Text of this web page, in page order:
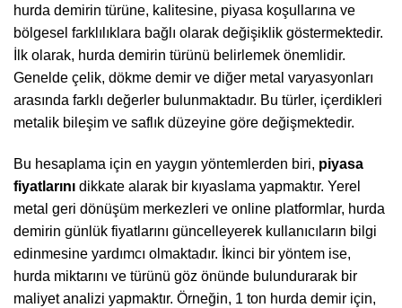
hurda demirin türüne, kalitesine, piyasa koşullarına ve
bölgesel farklılıklara bağlı olarak değişiklik göstermektedir.
İlk olarak, hurda demirin türünü belirlemek önemlidir.
Genelde çelik, dökme demir ve diğer metal varyasyonları
arasında farklı değerler bulunmaktadır. Bu türler, içerdikleri
metalik bileşim ve saflık düzeyine göre değişmektedir.
Bu hesaplama için en yaygın yöntemlerden biri, piyasa
fiyatlarını dikkate alarak bir kıyaslama yapmaktır. Yerel
metal geri dönüşüm merkezleri ve online platformlar, hurda
demirin günlük fiyatlarını güncelleyerek kullanıcıların bilgi
edinmesine yardımcı olmaktadır. İkinci bir yöntem ise,
hurda miktarını ve türünü göz önünde bulundurarak bir
maliyet analizi yapmaktır. Örneğin, 1 ton hurda demir için,